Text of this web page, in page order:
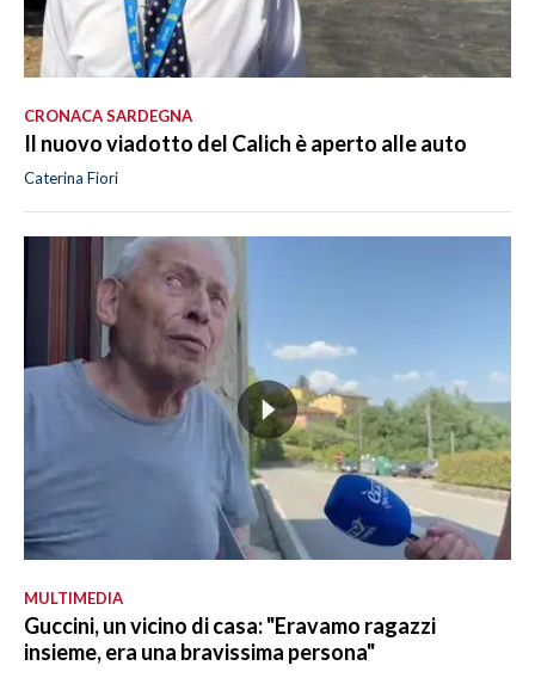
CRONACA SARDEGNA
Il nuovo viadotto del Calich è aperto alle auto
Caterina Fiori
MULTIMEDIA
Guccini, un vicino di casa: "Eravamo ragazzi
insieme, era una bravissima persona"